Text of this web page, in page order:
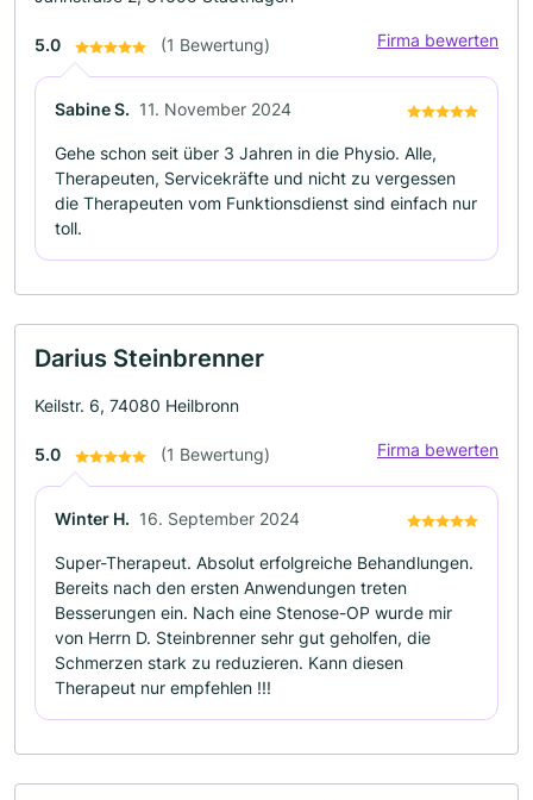
5.0 (1 Bewertung) Firma bewerten
Sabine S. 11. November 2024
Gehe schon seit über 3 Jahren in die Physio. Alle,
Therapeuten, Servicekräfte und nicht zu vergessen
die Therapeuten vom Funktionsdienst sind einfach nur
toll.
Darius Steinbrenner
Keilstr. 6, 74080 Heilbronn
5.0 (1 Bewertung) Firma bewerten
Winter H. 16. September 2024
Super-Therapeut. Absolut erfolgreiche Behandlungen.
Bereits nach den ersten Anwendungen treten
Besserungen ein. Nach eine Stenose-OP wurde mir
von Herrn D. Steinbrenner sehr gut geholfen, die
Schmerzen stark zu reduzieren. Kann diesen
Therapeut nur empfehlen !!!